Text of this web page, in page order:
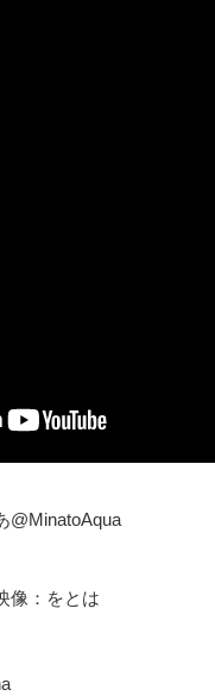
@MinatoAqua
像：をとは